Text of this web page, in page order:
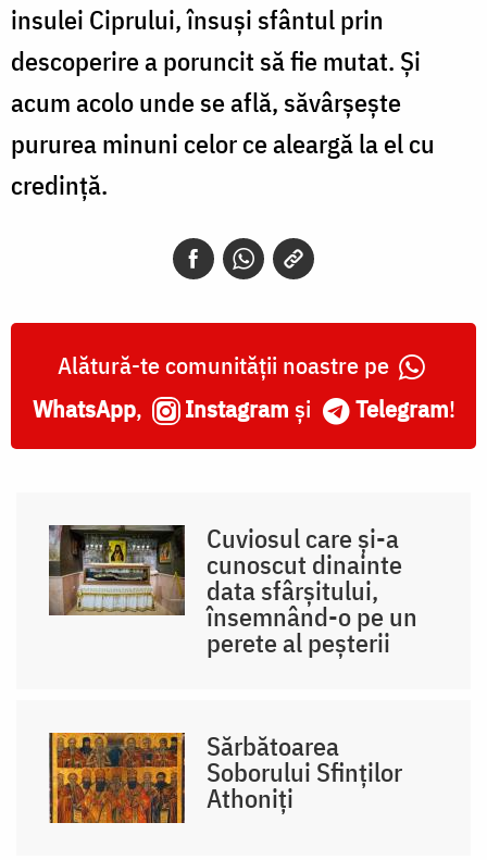
insulei Ciprului, însuși sfântul prin
descoperire a poruncit să fie mutat. Și
acum acolo unde se află, săvârșește
pururea minuni celor ce aleargă la el cu
credință.
Alătură-te comunității noastre pe
WhatsApp, Instagram și Telegram!
Cuviosul care și-a
cunoscut dinainte
data sfârșitului,
însemnând-o pe un
perete al peșterii
Sărbătoarea
Soborului Sfinților
Athoniți